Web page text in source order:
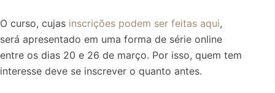
O curso, cujas inscrições podem ser feitas aqui,
será apresentado em uma forma de série online
entre os dias 20 e 26 de março. Por isso, quem tem
interesse deve se inscrever o quanto antes.